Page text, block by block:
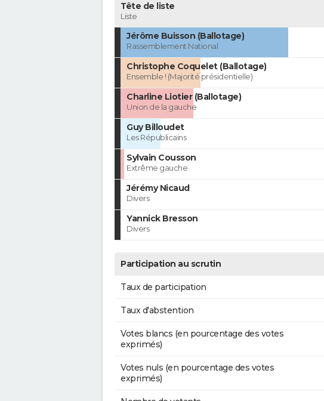
Tête de liste
Liste
Jérôme Buisson (Ballotage)
Rassemblement National
Christophe Coquelet (Ballotage)
Ensemble ! (Majorité présidentielle)
Charline Liotier (Ballotage)
Union de la gauche
Guy Billoudet
Les Républicains
Sylvain Cousson
Extrême gauche
Jérémy Nicaud
Divers
Yannick Bresson
Divers
Participation au scrutin
Taux de participation
Taux d'abstention
Votes blancs (en pourcentage des votes
exprimés)
Votes nuls (en pourcentage des votes
exprimés)